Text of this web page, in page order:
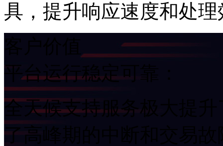
具，提升响应速度和处
平台运行稳定可靠：
全天候支持服务极大提升
了高峰期的中断和交易故